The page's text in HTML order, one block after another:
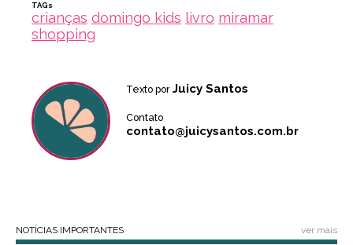
TAGs
crianças domingo kids livro miramar
shopping
Texto por Juicy Santos
Contato
contato@juicysantos.com.br
NOTÍCIAS IMPORTANTES ver mais